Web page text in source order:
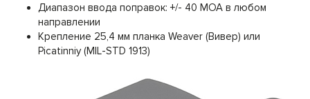
Диапазон ввода поправок: +/- 40 МОА в любом
направлении
Крепление 25,4 мм планка Weaver (Вивер) или
Picatinniy (MIL-STD 1913)